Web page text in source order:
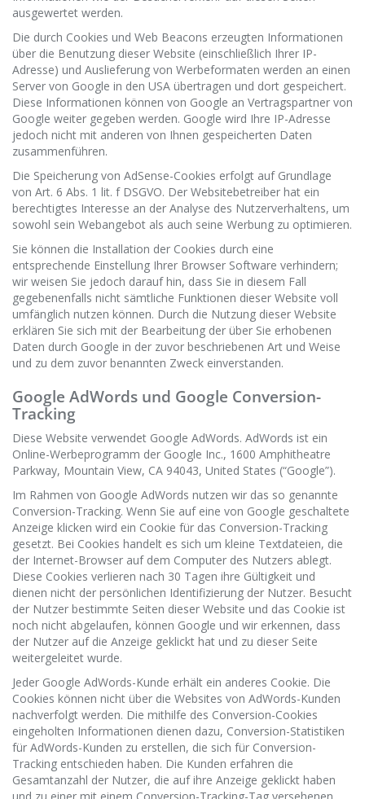
ausgewertet werden.
Die durch Cookies und Web Beacons erzeugten Informationen
über die Benutzung dieser Website (einschließlich Ihrer IP-
Adresse) und Auslieferung von Werbeformaten werden an einen
Server von Google in den USA übertragen und dort gespeichert.
Diese Informationen können von Google an Vertragspartner von
Google weiter gegeben werden. Google wird Ihre IP-Adresse
jedoch nicht mit anderen von Ihnen gespeicherten Daten
zusammenführen.
Die Speicherung von AdSense-Cookies erfolgt auf Grundlage
von Art. 6 Abs. 1 lit. f DSGVO. Der Websitebetreiber hat ein
berechtigtes Interesse an der Analyse des Nutzerverhaltens, um
sowohl sein Webangebot als auch seine Werbung zu optimieren.
Sie können die Installation der Cookies durch eine
entsprechende Einstellung Ihrer Browser Software verhindern;
wir weisen Sie jedoch darauf hin, dass Sie in diesem Fall
gegebenenfalls nicht sämtliche Funktionen dieser Website voll
umfänglich nutzen können. Durch die Nutzung dieser Website
erklären Sie sich mit der Bearbeitung der über Sie erhobenen
Daten durch Google in der zuvor beschriebenen Art und Weise
und zu dem zuvor benannten Zweck einverstanden.
Google AdWords und Google Conversion-
Tracking
Diese Website verwendet Google AdWords. AdWords ist ein
Online-Werbeprogramm der Google Inc., 1600 Amphitheatre
Parkway, Mountain View, CA 94043, United States (“Google”).
Im Rahmen von Google AdWords nutzen wir das so genannte
Conversion-Tracking. Wenn Sie auf eine von Google geschaltete
Anzeige klicken wird ein Cookie für das Conversion-Tracking
gesetzt. Bei Cookies handelt es sich um kleine Textdateien, die
der Internet-Browser auf dem Computer des Nutzers ablegt.
Diese Cookies verlieren nach 30 Tagen ihre Gültigkeit und
dienen nicht der persönlichen Identifizierung der Nutzer. Besucht
der Nutzer bestimmte Seiten dieser Website und das Cookie ist
noch nicht abgelaufen, können Google und wir erkennen, dass
der Nutzer auf die Anzeige geklickt hat und zu dieser Seite
weitergeleitet wurde.
Jeder Google AdWords-Kunde erhält ein anderes Cookie. Die
Cookies können nicht über die Websites von AdWords-Kunden
nachverfolgt werden. Die mithilfe des Conversion-Cookies
eingeholten Informationen dienen dazu, Conversion-Statistiken
für AdWords-Kunden zu erstellen, die sich für Conversion-
Tracking entschieden haben. Die Kunden erfahren die
Gesamtanzahl der Nutzer, die auf ihre Anzeige geklickt haben